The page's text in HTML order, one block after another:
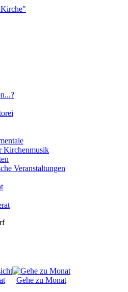
Kirchenmusik
Veranstaltungen
Gehe zu Monat